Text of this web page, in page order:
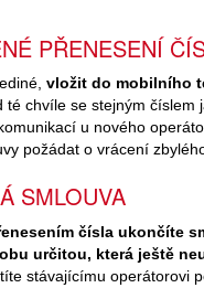
PŘENESENÍ
vložit do mobilního
té chvíle se stejným číslem
u nového
požádat o vrácení
SMLOUVA
čísla ukončíte
určitou, která ještě
stávajícímu operátorovi